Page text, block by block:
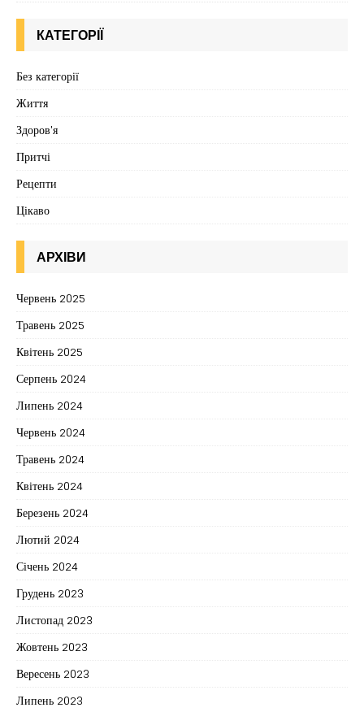
КАТЕГОРІЇ
Без категорії
Життя
Здоров'я
Притчі
Рецепти
Цікаво
АРХІВИ
Червень 2025
Травень 2025
Квітень 2025
Серпень 2024
Липень 2024
Червень 2024
Травень 2024
Квітень 2024
Березень 2024
Лютий 2024
Січень 2024
Грудень 2023
Листопад 2023
Жовтень 2023
Вересень 2023
Липень 2023